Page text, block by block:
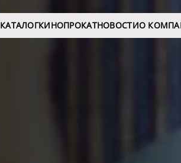
КАТАЛОГКИНОПРОКАТНОВОСТИО